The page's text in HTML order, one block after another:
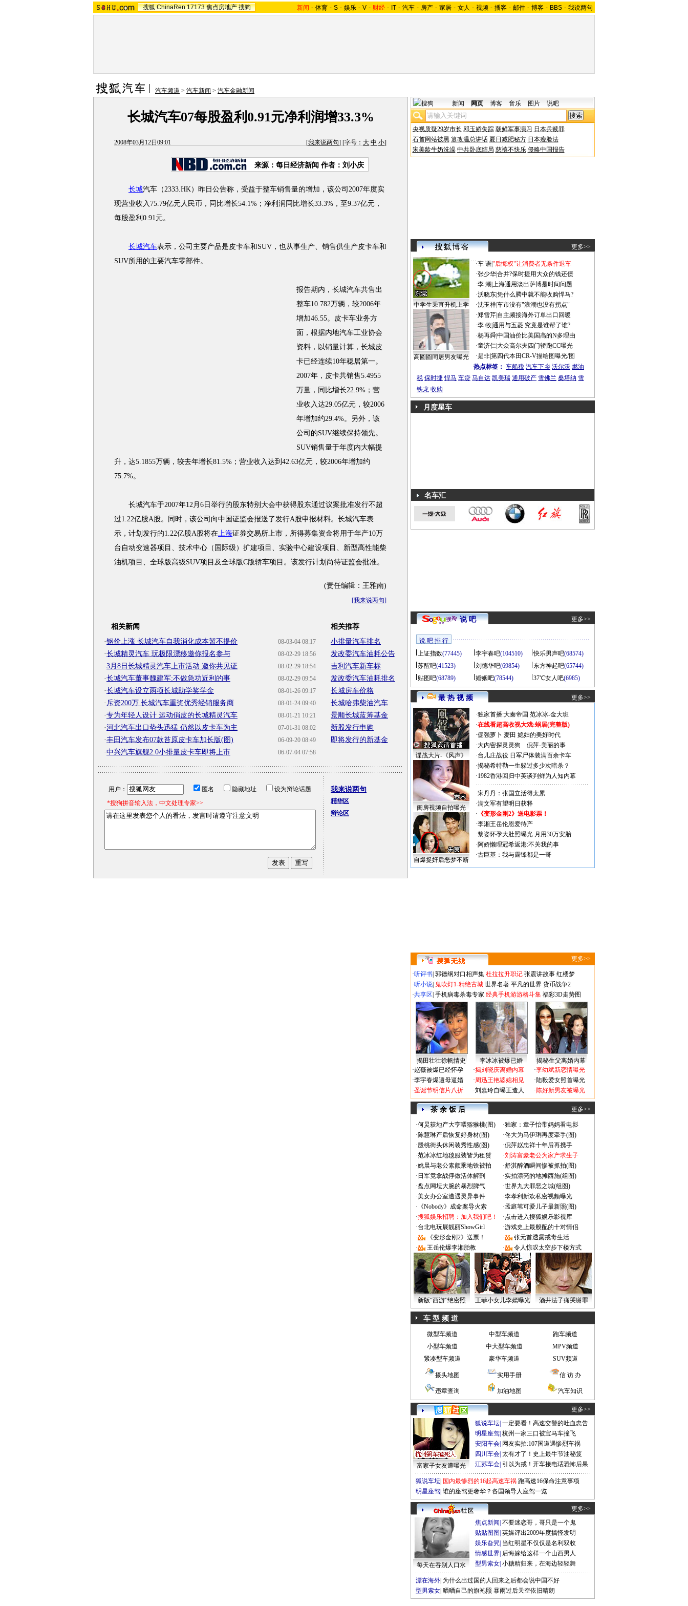
搜狐 ChinaRen 17173 焦点房地产 搜狗 新闻 - 体育 - S - 娱乐 - V - 财经 - IT - 汽车 - 房产 - 家居 - 女人 - 视频 - 播客 - 邮件 - 博客 - BBS - 我说两句
汽车频道 > 汽车新闻 > 汽车金融新闻
长城汽车07每股盈利0.91元净利润增33.3%
2008年03月12日09:01 [我来说两句] [字号： 大 中 小]
来源：每日经济新闻 作者：刘小庆
长城汽车（2333.HK）昨日公告称，受益于整车销售量的增加，该公司2007年度实
现营业收入75.79亿元人民币，同比增长54.1%；净利润同比增长33.3%，至9.37亿元，
每股盈利0.91元。
长城汽车表示，公司主要产品是皮卡车和SUV，也从事生产、销售供生产皮卡车和
SUV所用的主要汽车零部件。
报告期内，长城汽车共售出
整车10.782万辆，较2006年
增加46.55。皮卡车业务方
面，根据内地汽车工业协会
资料，以销量计算，长城皮
卡已经连续10年稳居第一。
2007年，皮卡共销售5.4955
万量，同比增长22.9%；营
业收入达29.05亿元，较2006
年增加约29.4%。另外，该
公司的SUV继续保持领先。
SUV销售量于年度内大幅提
升，达5.1855万辆，较去年增长81.5%；营业收入达到42.63亿元，较2006年增加约
75.7%。
长城汽车于2007年12月6日举行的股东特别大会中获得股东通过议案批准发行不超
过1.22亿股A股。同时，该公司向中国证监会报送了发行A股申报材料。长城汽车表
示，计划发行的1.22亿股A股将在上海证券交易所上市，所得募集资金将用于年产10万
台自动变速器项目、技术中心（国际级）扩建项目、实验中心建设项目、新型高性能柴
油机项目、全球版高级SUV项目及全球版C版轿车项目。该发行计划尚待证监会批准。
(责任编辑：王雅南)
[我来说两句]
相关新闻
08-03-04 08:17
·钢价上涨 长城汽车自我消化成本暂不提价
08-02-29 18:56
·长城精灵汽车 玩极限漂移邀你报名参与
08-02-29 18:54
·3月8日长城精灵汽车上市活动 邀你共见证
08-02-29 09:54
·长城汽车董事魏建军:不做急功近利的事
08-01-26 09:17
·长城汽车设立两项长城助学奖学金
08-01-24 09:40
· 斥资200万 长城汽车重奖优秀经销服务商
08-01-21 10:21
·专为年轻人设计 运动俏皮的长城精灵汽车
07-01-31 08:02
·河北汽车出口势头迅猛 仍然以皮卡车为主
06-09-20 08:49
·丰田汽车发布07款苔原皮卡车加长版(图)
06-07-04 07:58
·中兴汽车旗舰2.0小排量皮卡车即将上市
相关推荐
小排量汽车排名
发改委汽车油耗公告
吉利汽车新车标
发改委汽车油耗排名
长城房车价格
长城哈弗柴油汽车
景顺长城蓝筹基金
新股发行申购
即将发行的新基金
用户： 匿名 隐藏地址
设为辩论话题
*搜狗拼音输入法，中文处理专家>>
我来说两句
精华区
辩论区
新闻 网页 博客 音乐 图片 说吧
央视质疑29岁市长 邓玉娇失踪 朝鲜军事演习 日本兵赎罪
石首网站被黑 篡改温总讲话 夏日减肥秘方 日本瘦脸法
宋美龄牛奶洗澡 中共卧底结局 慈禧不快乐 侵略中国报告
更多>>
中学生乘直升机上学
高圆圆同居男友曝光
·车 语|"后悔权"让消费者无条件退车
·张少华|合并?保时捷用大众的钱还债
·李 潮 上海通用淡出萨博是时间问题
·沃晓东|凭什么腾中就不能收购悍马?
·沈玉祥|车市没有"浪潮也没有拐点"
·郑雪芹| 自主频接海外订单出口回暖
·李 牧|通用与五菱 究竟是谁帮了谁?
·杨再舜|中国油价比美国高的N多理由
·童济仁|大众高尔夫四门轿跑CC曝光
·是非|第四代本田CR-V描绘图曝光/图
热点标签： 车船税 汽车下乡 沃尔沃 燃油
税 保时捷 悍马 车贷 马自达 凯美瑞 通用破产 雪佛兰 桑塔纳 雪
铁龙 收购
月度星车
名车汇
说 吧 更多>>
说 吧 排 行
上证指数(77445) 李宇春吧(104510) 快乐男声吧(68574)
苏醒吧(41523) 刘德华吧(69854) 东方神起吧(65744)
贴图吧(68789) 婚姻吧(78544) 37℃女人吧(6985)
最 热 视 频 更多>>
谍战大片-《风声》
闺房视频自拍曝光
自爆捉奸后恶梦不断
·独家首播:大秦帝国 范冰冰-金大班
·在线看超高收视大戏:蜗居(完整版)
·倔强萝卜 麦田 媳妇的美好时代
·大内密探灵灵狗
倪萍-美丽的事
·台儿庄战役 日军尸体装满百余卡车
·揭秘希特勒一生躲过多少次暗杀？
·1982香港回归中英谈判鲜为人知内幕
·宋丹丹：张国立活得太累
·满文军有望明日获释
· 《变形金刚2》送电影票！
·李湘王岳伦恩爱待产
·黎姿怀孕大肚照曝光 月用30万安胎
·阿娇懒理冠希返港:不关我的事
·古巨基：我与霆锋都是一哥
更多>>
·听评书 郭德纲对口相声集 杜拉拉升职记 张震讲故事 红楼梦
·听小说 鬼吹灯1-精绝古城 世界名著 平凡的世界 货币战争2
·共享区 手机病毒杀毒专家 经典手机游游格斗集 福彩3D走势图
揭田壮壮徐帆情史 李冰冰被爆已婚
揭秘生父离婚内幕
·赵薇被爆已经怀孕
·李宇春爆遭母逼婚
·圣诞节明信片八折
·揭刘晓庆离婚内幕
·周迅王艳婆媳相见
·刘嘉玲自曝正造人
·李幼斌新恋情曝光
·陆毅爱女照首曝光
·陈好新男友被曝光
茶 余 饭 后 更多>>
·何炅获地产大亨喂猕猴桃(图) ·独家：章子怡带妈妈看电影
·陈慧琳产后恢复好身材(图) ·佟大为马伊琍再度牵手(图)
·殷桃街头休闲装秀性感(图) ·倪萍赵忠祥十年后再携手
·范冰冰红地毯服装皆为租赁 ·刘涛富豪老公为家产求生子
·姚晨与老公素颜乘地铁被拍 ·舒淇醉酒瞬间惨被抓拍(图)
· 日军竟拿战俘做活体解剖 ·实拍漂亮的地摊西施(组图)
·盘点网坛大腕的暴烈脾气 ·世界九大罪恶之城(组图)
·美女办公室遭遇灵异事件 ·李孝利新欢私密视频曝光
· 《Nobody》成命案导火索 ·孟庭苇可爱儿子最新照(图)
·搜狐娱乐招聘：加入我们吧！ ·点击进入搜狐娱乐影视库
·台北电玩展靓丽ShowGirl ·游戏史上最般配的十对情侣
·
《变形金刚2》送票！ ·
张元首透露戒毒生活
·
王岳伦爆李湘胎教 · 令人惊叹太空步下楼方式
新版“西游”绝密照 王菲小女儿李嫣曝光 酒井法子痛哭谢罪
车 型 频 道
微型车频道 中型车频道
跑车频道
小型车频道
中大型车频道
MPV频道
紧凑型车频道
豪华车频道 SUV频道
摄头地图 实用手册 信 访 办
违章查询 加油地图 汽车知识
更多>>
富家子女友遭曝光
狐说车坛 一定要看！高速交警的吐血忠告
明星座驾 杭州一家三口被宝马车撞飞
安阳车会 网友实拍:107国道遇惨烈车祸
四川车会 太有才了！史上最牛节油秘笈
江苏车会 引以为戒！开车接电话恐怖后果
狐说车坛 国内最惨烈的16起高速车祸 跑高速16保命注意事项
明星座驾 谁的座驾更奢华？各国领导人座驾一览
更多>>
每天在吞别人口水
焦点新闻 不要迷恋哥，哥只是一个鬼
贴贴图图 英媒评出2009年度搞怪发明
娱乐旮旯 当红明星不仅仅是名利双收
情感世界 后悔嫁给这样一个山西男人
型男索女 小糖精归来，在海边轻轻舞
漂在海外 为什么出过国的人回来之后都会说中国不好
型男索女 晒晒自己的旗袍照 暴雨过后天空依旧晴朗